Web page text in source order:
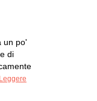
un po'
di
Leggere